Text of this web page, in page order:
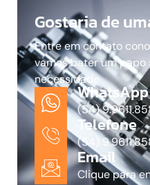
Gostaria de
Entre em contato
vamos bater um papo
necessidade.
WhatsApp
(54)
Telefone
(54)
Email
Clique para